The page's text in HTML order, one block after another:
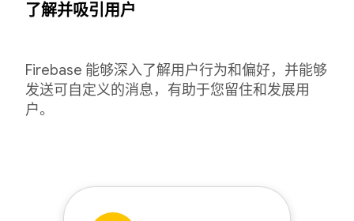
了解并吸引用户
Firebase 能够深入了解用户行为和偏好，并能够
发送可自定义的消息，有助于您留住和发展用
户。